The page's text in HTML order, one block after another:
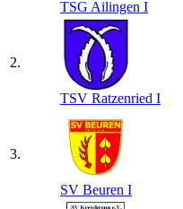
TSG Ailingen I
2.
TSV Ratzenried I
3.
SV Beuren I